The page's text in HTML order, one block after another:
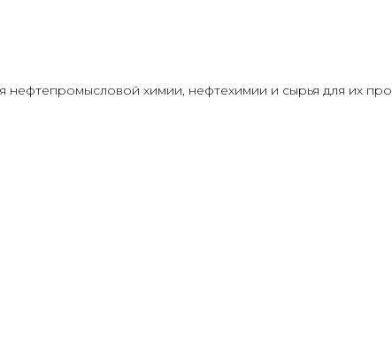
химии, нефтехимии и сырья для их